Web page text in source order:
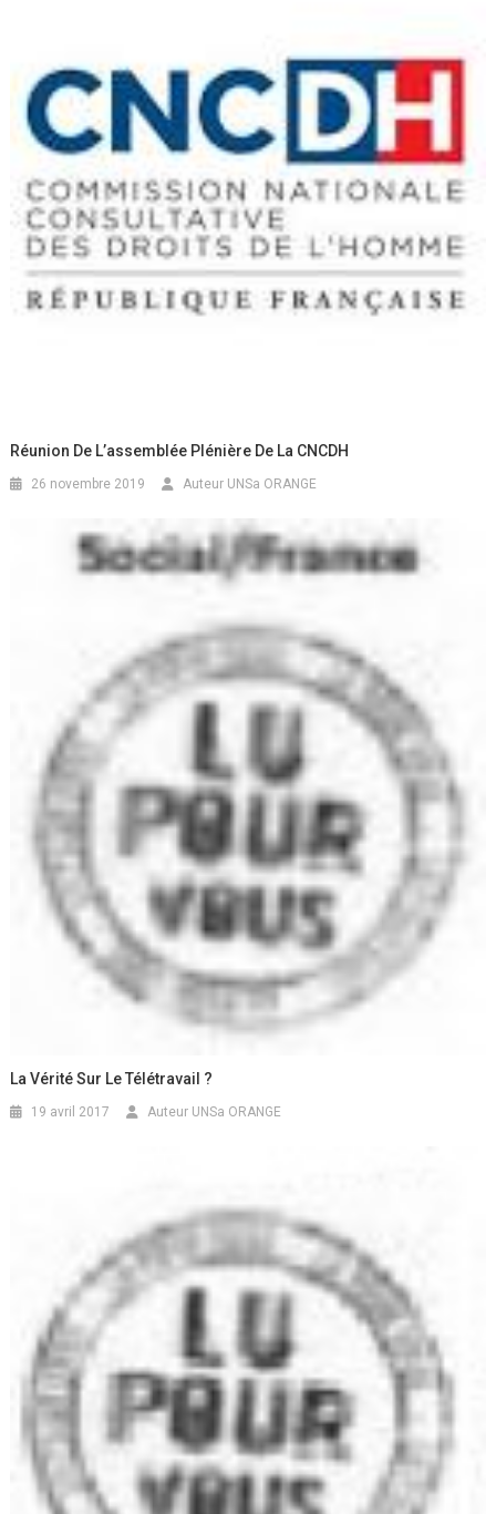
Réunion De L’assemblée Plénière De La CNCDH
26 novembre 2019 Auteur UNSa ORANGE
La Vérité Sur Le Télétravail ?
19 avril 2017 Auteur UNSa ORANGE